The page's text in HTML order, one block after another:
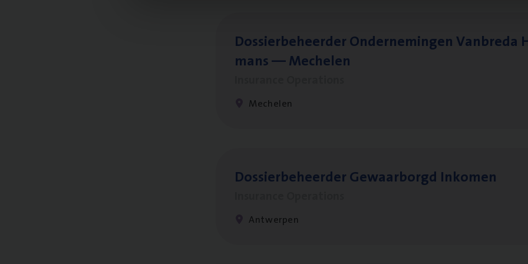
Dos­sier­be­heer­der Onder­ne­min­gen Van­b­re­da
mans — Mechelen
Mechelen
Dos­sier­be­heer­der Gewaar­borgd Inkomen
Antwerpen